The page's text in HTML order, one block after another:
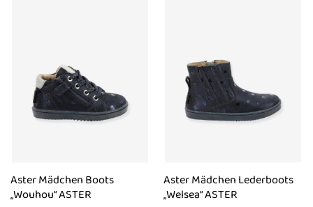
Aster Mädchen Boots
„Wouhou“ ASTER
Aster Mädchen Lederboots
„Welsea“ ASTER